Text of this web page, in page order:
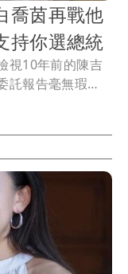
喬茵再戰他
持你選總統
視10年前的陳吉
託報告毫無瑕